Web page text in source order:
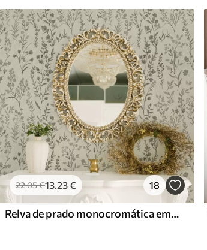
22.05€13.23€ 18
Relva de prado monocromática em estilo vintage